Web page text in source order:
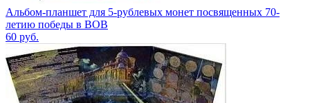
Альбом-планшет для 5-рублевых монет посвященных 70-
летию победы в ВОВ
60 руб.